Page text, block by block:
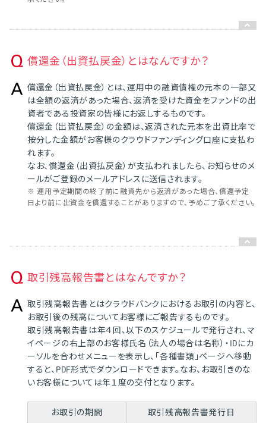
償還金（出資払戻金）とはなんですか？
償還金（出資払戻金）とは、運用中の融資債権の元本の一部又
は全額の返済があった場合、返済を受けた資金をファンドの出
資者である投資家の皆様にお返しするものです。
償還金（出資払戻金）の金額は、返済された元本を出資比率で
按分した金額がお客様のクラウドファンディング口座に支払わ
れます。
なお、償還金（出資払戻金）が支払われましたら、お知らせのメ
ールがご登録のメールアドレスに送信されます。
※ 運用予定期間の終了前に融資先から返済があった場合、償還予定
日より前に出資金を償還することがありますので、予めご了承ください。
取引残高報告書とはなんですか？
取引残高報告書とはクラウドバンクにおけるお取引の内容と、
お取引後の残高についてお客様にご報告するものです。
取引残高報告書は年４回、以下のスケジュールで発行され、マ
イページの右上部のお客様氏名（法人の場合は名称）・IDにカ
ーソルを合わせメニューを表示し、「各種書類」ページへ移動
すると、PDF形式でダウンロードできます。なお、お取引きのな
いお客様については年１度の交付となります。
お取引の期間 取引残高報告書発行日